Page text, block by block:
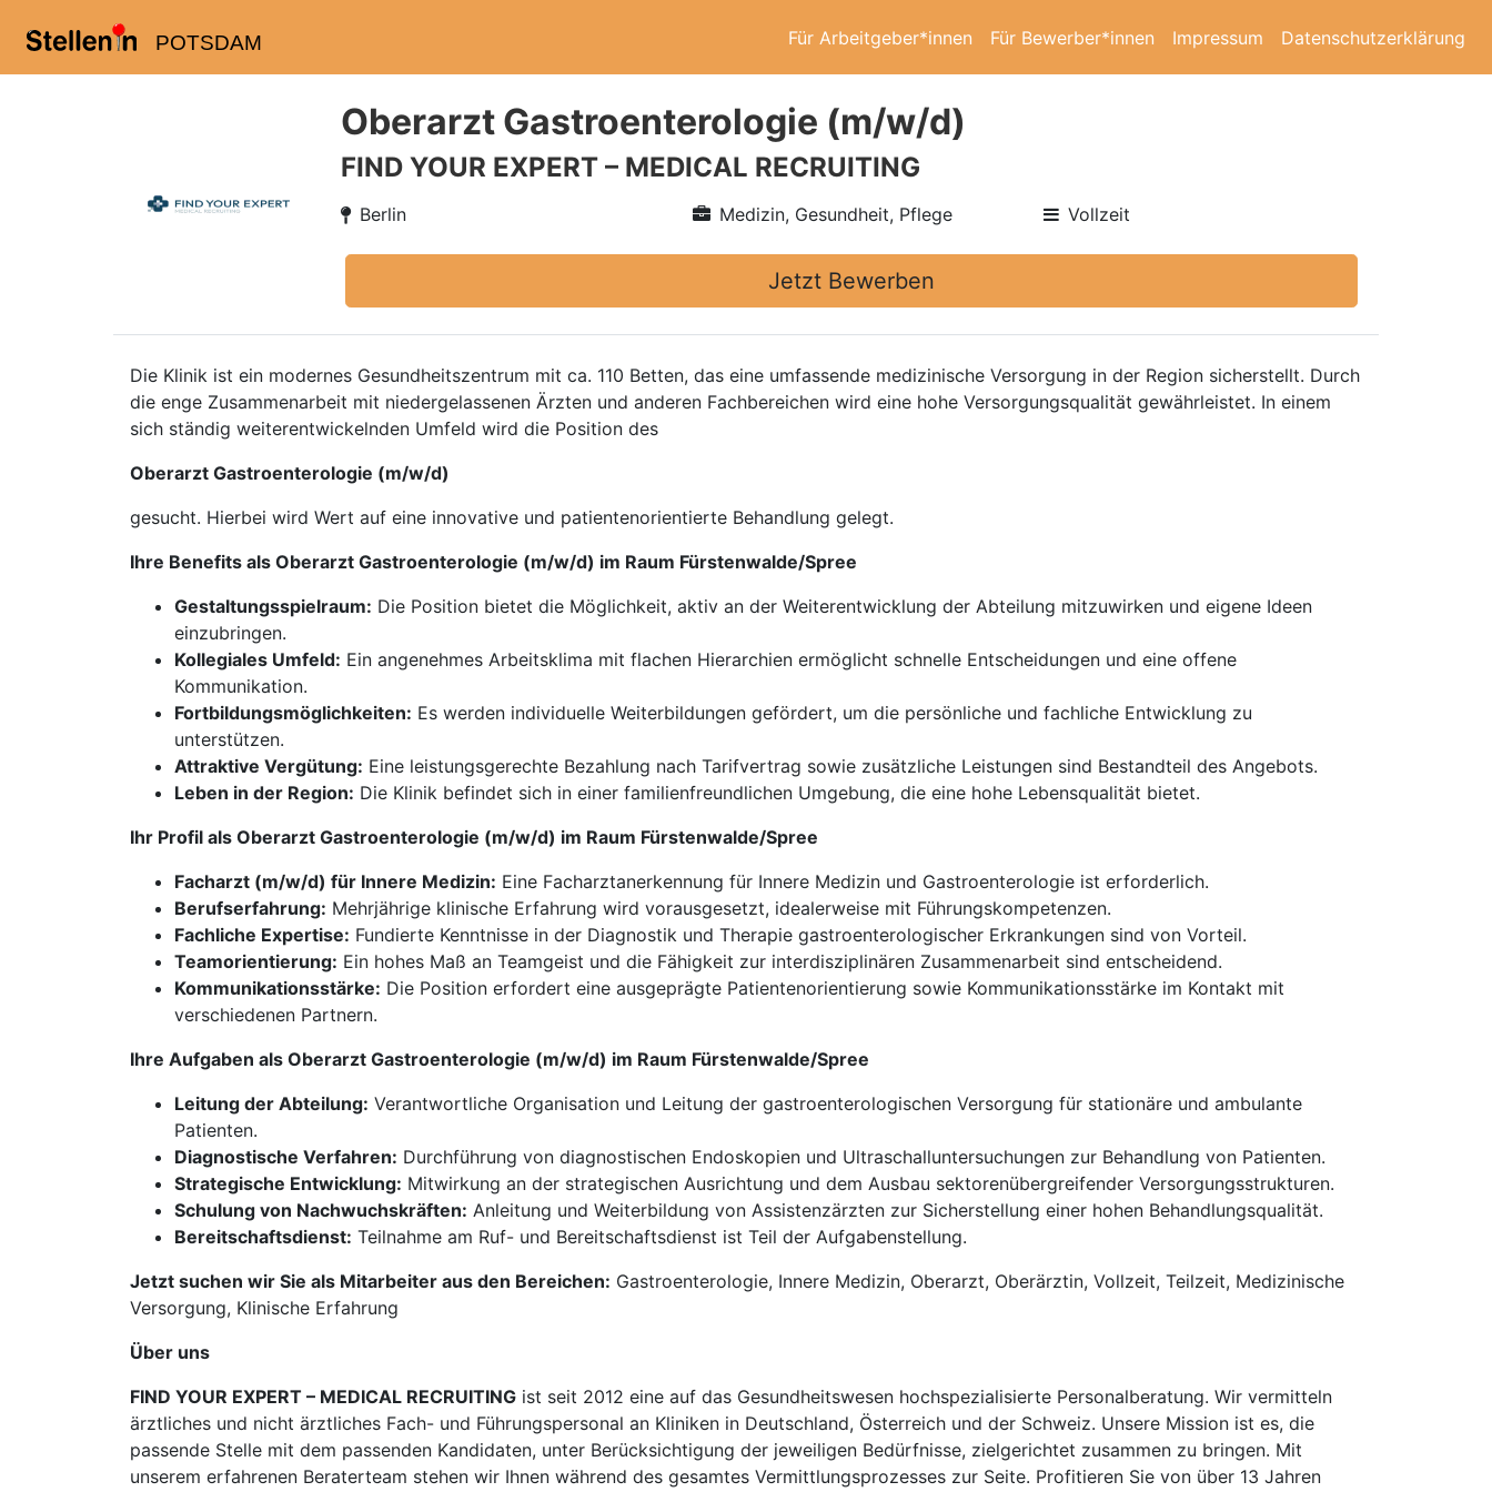
POTSDAM Für Arbeitgeber*innen Für Bewerber*innen Impressum Datenschutzerklärung
Oberarzt Gastroenterologie (m/w/d)
FIND YOUR EXPERT – MEDICAL RECRUITING
Berlin Medizin, Gesundheit, Pflege Vollzeit
Jetzt Bewerben
Die Klinik ist ein modernes Gesundheitszentrum mit ca. 110 Betten, das eine umfassende medizinische Versorgung in der Region sicherstellt. Durch
die enge Zusammenarbeit mit niedergelassenen Ärzten und anderen Fachbereichen wird eine hohe Versorgungsqualität gewährleistet. In einem
sich ständig weiterentwickelnden Umfeld wird die Position des
Oberarzt Gastroenterologie (m/w/d)
gesucht. Hierbei wird Wert auf eine innovative und patientenorientierte Behandlung gelegt.
Ihre Benefits als Oberarzt Gastroenterologie (m/w/d) im Raum Fürstenwalde/Spree
Gestaltungsspielraum: Die Position bietet die Möglichkeit, aktiv an der Weiterentwicklung der Abteilung mitzuwirken und eigene Ideen
einzubringen.
Kollegiales Umfeld: Ein angenehmes Arbeitsklima mit flachen Hierarchien ermöglicht schnelle Entscheidungen und eine offene
Kommunikation.
Fortbildungsmöglichkeiten: Es werden individuelle Weiterbildungen gefördert, um die persönliche und fachliche Entwicklung zu
unterstützen.
Attraktive Vergütung: Eine leistungsgerechte Bezahlung nach Tarifvertrag sowie zusätzliche Leistungen sind Bestandteil des Angebots.
Leben in der Region: Die Klinik befindet sich in einer familienfreundlichen Umgebung, die eine hohe Lebensqualität bietet.
Ihr Profil als Oberarzt Gastroenterologie (m/w/d) im Raum Fürstenwalde/Spree
Facharzt (m/w/d) für Innere Medizin: Eine Facharztanerkennung für Innere Medizin und Gastroenterologie ist erforderlich.
Berufserfahrung: Mehrjährige klinische Erfahrung wird vorausgesetzt, idealerweise mit Führungskompetenzen.
Fachliche Expertise: Fundierte Kenntnisse in der Diagnostik und Therapie gastroenterologischer Erkrankungen sind von Vorteil.
Teamorientierung: Ein hohes Maß an Teamgeist und die Fähigkeit zur interdisziplinären Zusammenarbeit sind entscheidend.
Kommunikationsstärke: Die Position erfordert eine ausgeprägte Patientenorientierung sowie Kommunikationsstärke im Kontakt mit
verschiedenen Partnern.
Ihre Aufgaben als Oberarzt Gastroenterologie (m/w/d) im Raum Fürstenwalde/Spree
Leitung der Abteilung: Verantwortliche Organisation und Leitung der gastroenterologischen Versorgung für stationäre und ambulante
Patienten.
Diagnostische Verfahren: Durchführung von diagnostischen Endoskopien und Ultraschalluntersuchungen zur Behandlung von Patienten.
Strategische Entwicklung: Mitwirkung an der strategischen Ausrichtung und dem Ausbau sektorenübergreifender Versorgungsstrukturen.
Schulung von Nachwuchskräften: Anleitung und Weiterbildung von Assistenzärzten zur Sicherstellung einer hohen Behandlungsqualität.
Bereitschaftsdienst: Teilnahme am Ruf- und Bereitschaftsdienst ist Teil der Aufgabenstellung.
Jetzt suchen wir Sie als Mitarbeiter aus den Bereichen: Gastroenterologie, Innere Medizin, Oberarzt, Oberärztin, Vollzeit, Teilzeit, Medizinische
Versorgung, Klinische Erfahrung
Über uns
FIND YOUR EXPERT – MEDICAL RECRUITING ist seit 2012 eine auf das Gesundheitswesen hochspezialisierte Personalberatung. Wir vermitteln
ärztliches und nicht ärztliches Fach- und Führungspersonal an Kliniken in Deutschland, Österreich und der Schweiz. Unsere Mission ist es, die
passende Stelle mit dem passenden Kandidaten, unter Berücksichtigung der jeweiligen Bedürfnisse, zielgerichtet zusammen zu bringen. Mit
unserem erfahrenen Beraterteam stehen wir Ihnen während des gesamtes Vermittlungsprozesses zur Seite. Profitieren Sie von über 13 Jahren